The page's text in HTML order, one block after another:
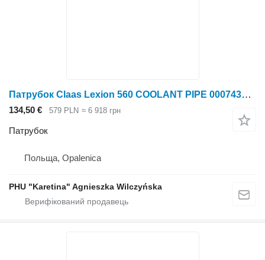
Патрубок Claas Lexion 560 COOLANT PIPE 0007439830 (двигун Cat C13; u до зернозбирального комбайна Claas Lexion 560
134,50 € 579 PLN ≈ 6 918 грн
Патрубок
Польща, Opalenica
PHU "Karetina" Agnieszka Wilczyńska